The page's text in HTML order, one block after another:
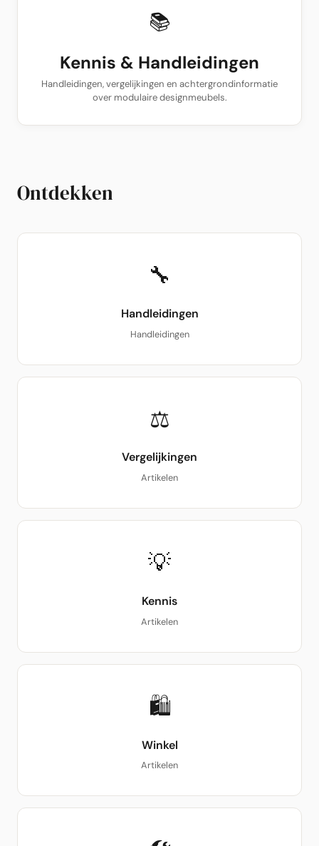
📚
Kennis & Handleidingen
Handleidingen, vergelijkingen en achtergrondinformatie
over modulaire designmeubels.
Ontdekken
🔧
Handleidingen
Handleidingen
⚖
Vergelijkingen
Artikelen
💡
Kennis
Artikelen
🛍
Winkel
Artikelen